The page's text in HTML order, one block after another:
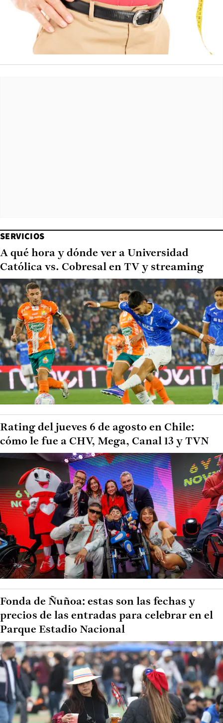
SERVICIOS
A qué hora y dónde ver a Universidad
Católica vs. Cobresal en TV y streaming
Rating del jueves 6 de agosto en Chile:
cómo le fue a CHV, Mega, Canal 13 y TVN
Fonda de Ñuñoa: estas son las fechas y
precios de las entradas para celebrar en el
Parque Estadio Nacional